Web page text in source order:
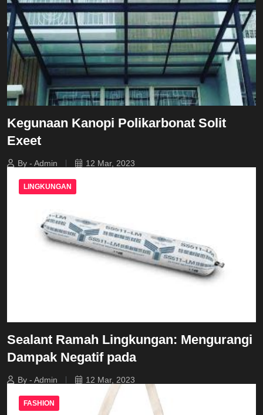
Kegunaan Kanopi Polikarbonat Solit
Exeet
By - Admin 12 Mar, 2023
LINGKUNGAN
Sealant Ramah Lingkungan: Mengurangi
Dampak Negatif pada
By - Admin 12 Mar, 2023
FASHION